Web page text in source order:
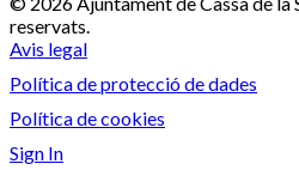
reservats.
Avis legal
Política de protecció de dades
Política de cookies
Sign In